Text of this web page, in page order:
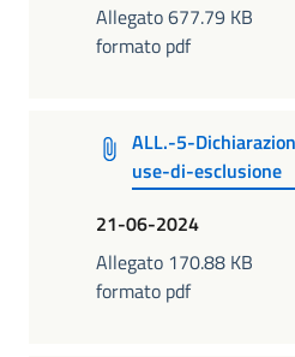
Allegato 677.79 KB
formato pdf
ALL.-5-
use-di-esclusione
21-06-2024
Allegato 170.88 KB
formato pdf